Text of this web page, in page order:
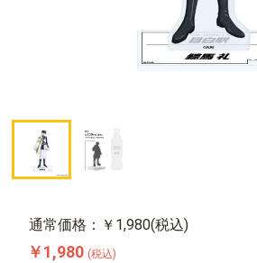
通常価格：￥1,980(税込)
￥1,980 (税込)